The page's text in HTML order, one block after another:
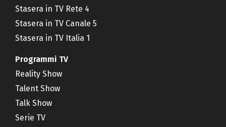
Stasera in TV Rete 4
Stasera in TV Canale 5
Stasera in TV Italia 1
Programmi TV
Reality Show
Talent Show
Talk Show
Serie TV